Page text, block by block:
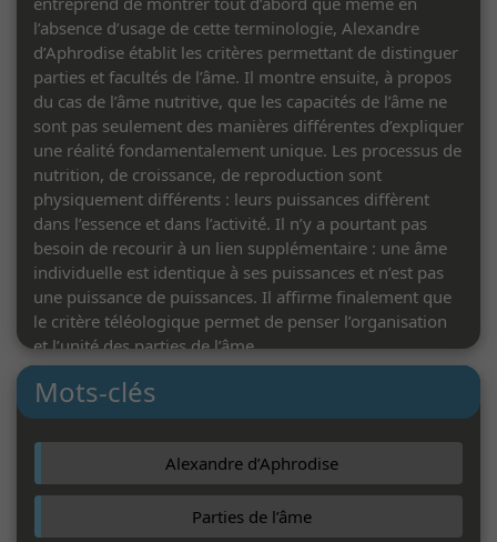
l’absence d’usage de cette terminologie, Alexandre
d’Aphrodise établit les critères permettant de distinguer
parties et facultés de l’âme. Il montre ensuite, à propos
du cas de l’âme nutritive, que les capacités de l’âme ne
sont pas seulement des manières différentes d’expliquer
une réalité fondamentalement unique. Les processus de
nutrition, de croissance, de reproduction sont
physiquement différents : leurs puissances diffèrent
dans l’essence et dans l’activité. Il n’y a pourtant pas
besoin de recourir à un lien supplémentaire : une âme
individuelle est identique à ses puissances et n’est pas
une puissance de puissances. Il affirme finalement que
le critère téléologique permet de penser l’organisation
et l’unité des parties de l’âme.
Mots-clés
Alexandre d’Aphrodise
Parties de l’âme